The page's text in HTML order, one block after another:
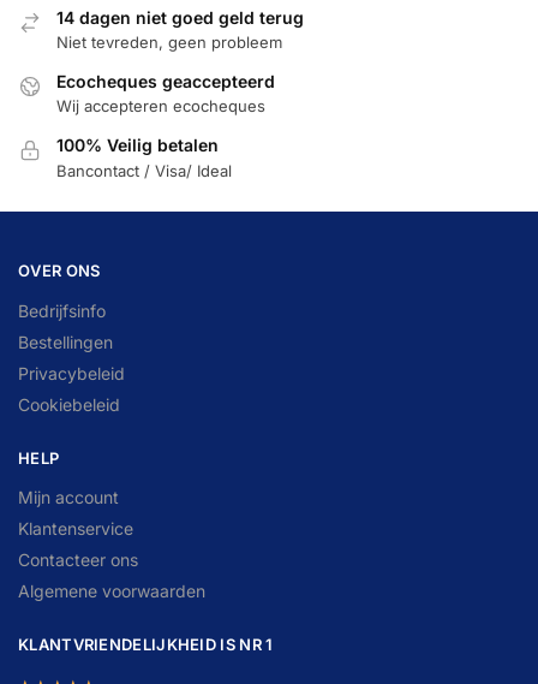
14 dagen niet goed geld terug
Niet tevreden, geen probleem
Ecocheques geaccepteerd
Wij accepteren ecocheques
100% Veilig betalen
Bancontact / Visa/ Ideal
OVER ONS
Bedrijfsinfo
Bestellingen
Privacybeleid
Cookiebeleid
HELP
Mijn account
Klantenservice
Contacteer ons
Algemene voorwaarden
KLANTVRIENDELIJKHEID IS NR 1